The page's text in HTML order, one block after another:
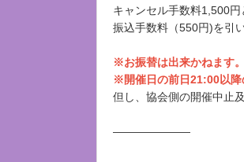
キャンセル手数料1,500
振込手数料（550円)を引
※お振替は出来かねます。
※開催日の前日21:00以降
但し、協会側の開催中止
―――――――